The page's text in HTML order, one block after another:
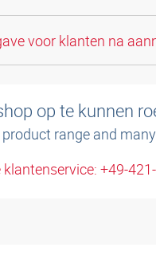
voor klanten na
op te kunnen
range and
klantenservice: +49-